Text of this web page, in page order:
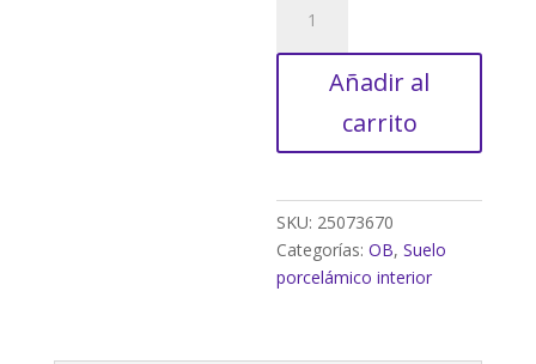
PORCELÁNICO
20X80CM
ENEBROAñadir al
carrito
SKU: 25073670
Categorías:OB,Suelo
porcelámico interior